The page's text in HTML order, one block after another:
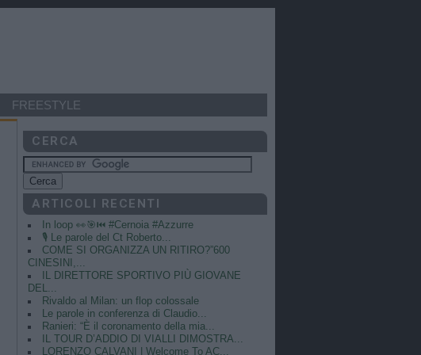
FREESTYLE
CERCA
ARTICOLI RECENTI
In loop 👀🎯⏮️ #Cernoia #Azzurre
🎙️ Le parole del Ct Roberto...
COME SI ORGANIZZA UN RITIRO?”600
CINESINI,...
IL DIRETTORE SPORTIVO PIÙ GIOVANE
DEL...
Rivaldo al Milan: un flop colossale
Le parole in conferenza di Claudio...
Ranieri: “È il coronamento della mia...
IL TOUR D’ADDIO DI VIALLI DIMOSTRA...
LORENZO CALVANI | Welcome To AC...